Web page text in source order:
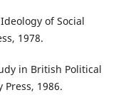
of Social
1978.
in British Political
1986.